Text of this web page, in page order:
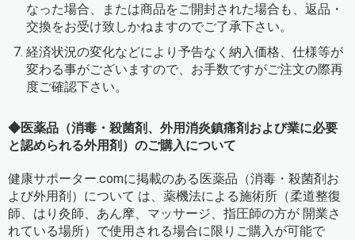
なった場合、または商品をご開封された場合も、返品・
交換をお受け致しかねますのでご了承下さい。
経済状況の変化などにより予告なく納入価格、仕様等が
変わる事がございますので、お手数ですがご注文の際再
度ご確認下さい。
◆医薬品（消毒・殺菌剤、外用消炎鎮痛剤および業に必要
と認められる外用剤）のご購入について
健康サポーター.comに掲載のある医薬品（消毒・殺菌剤お
よび外用剤）について は、薬機法による施術所（柔道整復
師、はり灸師、あん摩、マッサージ、指圧師の方が 開業さ
れている場所）で使用される場合に限りご購入が可能で